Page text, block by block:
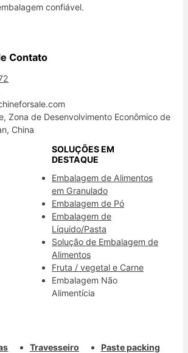
confiável.
Contato
Zona de Desenvolvimento Econômico de
China
SOLUÇÕES EM
DESTAQUE
Embalagem de Alimentos
em Granulado
Embalagem de Pó
Embalagem de
Líquido/Pasta
Solução de Embalagem de
Alimentos
Fruta / vegetal e Carne
Embalagem Não
Alimentícia
Travesseiro Paste packing